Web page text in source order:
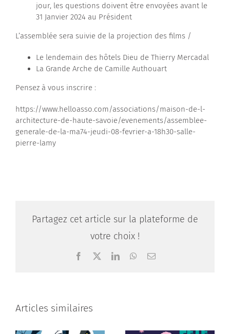
jour, les questions doivent être envoyées avant le
31 Janvier 2024 au Président
L’assemblée sera suivie de la projection des films /
Le lendemain des hôtels Dieu de Thierry Mercadal
La Grande Arche de Camille Authouart
Pensez à vous inscrire :
https://www.helloasso.com/associations/maison-de-l-
architecture-de-haute-savoie/evenements/assemblee-
generale-de-la-ma74-jeudi-08-fevrier-a-18h30-salle-
pierre-lamy
Partagez cet article sur la plateforme de
votre choix !
Facebook LinkedInWhatsApp
Email
Articles similaires